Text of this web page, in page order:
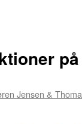
Jensen &